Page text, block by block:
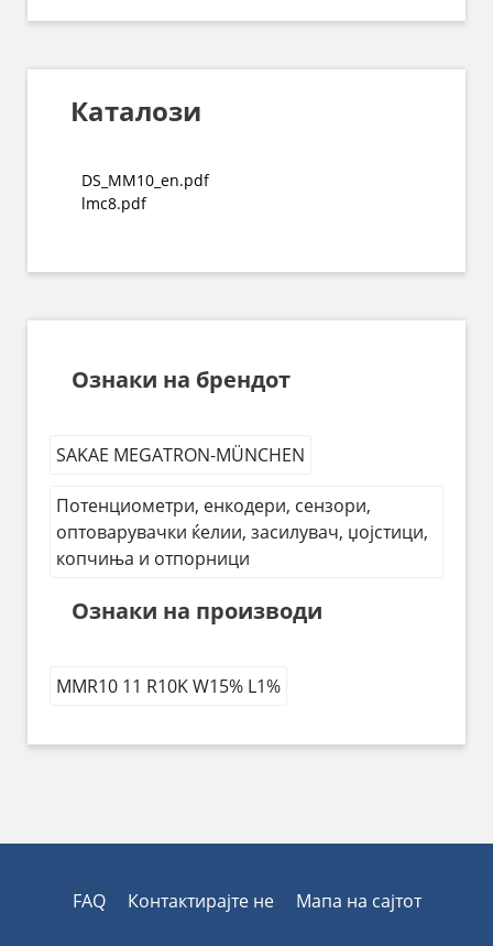
Каталози
DS_MM10_en.pdf
lmc8.pdf
Ознаки на брендот
SAKAE MEGATRON-MÜNCHEN
Потенциометри, енкодери, сензори,
оптоварувачки ќелии, засилувач, џојстици,
копчиња и отпорници
Ознаки на производи
MMR10 11 R10K W15% L1%
FAQ Контактирајте не Мапа на сајтот